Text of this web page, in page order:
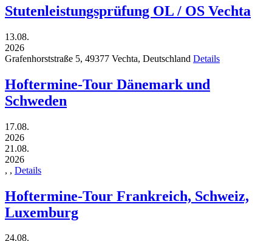
Stutenleistungsprüfung OL / OS Vechta
13.08.
2026
Grafenhorststraße 5, 49377 Vechta, Deutschland Details
Hoftermine-Tour Dänemark und
Schweden
17.08.
2026
21.08.
2026
, , Details
Hoftermine-Tour Frankreich, Schweiz,
Luxemburg
24.08.